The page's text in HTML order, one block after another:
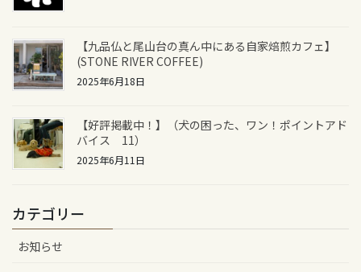
【九品仏と尾山台の真ん中にある自家焙煎カフェ】
(STONE RIVER COFFEE)
2025年6月18日
【好評掲載中！】（犬の困った、ワン！ポイントアド
バイス 11）
2025年6月11日
カテゴリー
お知らせ